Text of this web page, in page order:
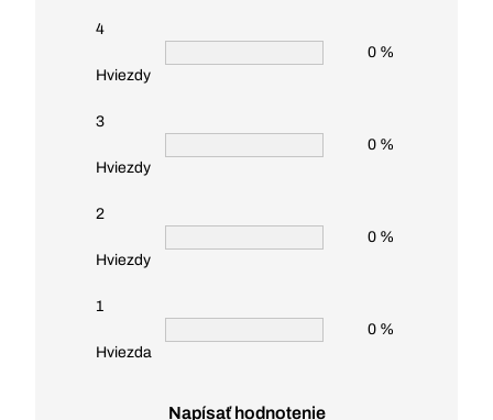
4
Hviezdy
0 %
3
Hviezdy
0 %
2
Hviezdy
0 %
1
Hviezda
0 %
Napísať hodnotenie